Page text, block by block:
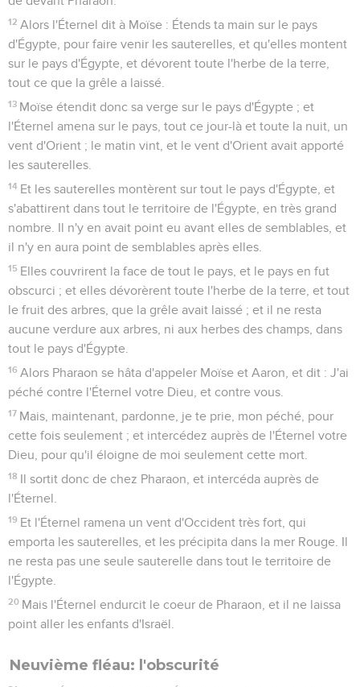
12 Alors l'Éternel dit à Moïse : Étends ta main sur le pays
d'Égypte, pour faire venir les sauterelles, et qu'elles montent
sur le pays d'Égypte, et dévorent toute l'herbe de la terre,
tout ce que la grêle a laissé.
13 Moïse étendit donc sa verge sur le pays d'Égypte ; et
l'Éternel amena sur le pays, tout ce jour-là et toute la nuit, un
vent d'Orient ; le matin vint, et le vent d'Orient avait apporté
les sauterelles.
14 Et les sauterelles montèrent sur tout le pays d'Égypte, et
s'abattirent dans tout le territoire de l'Égypte, en très grand
nombre. Il n'y en avait point eu avant elles de semblables, et
il n'y en aura point de semblables après elles.
15 Elles couvrirent la face de tout le pays, et le pays en fut
obscurci ; et elles dévorèrent toute l'herbe de la terre, et tout
le fruit des arbres, que la grêle avait laissé ; et il ne resta
aucune verdure aux arbres, ni aux herbes des champs, dans
tout le pays d'Égypte.
16 Alors Pharaon se hâta d'appeler Moïse et Aaron, et dit : J'ai
péché contre l'Éternel votre Dieu, et contre vous.
17 Mais, maintenant, pardonne, je te prie, mon péché, pour
cette fois seulement ; et intercédez auprès de l'Éternel votre
Dieu, pour qu'il éloigne de moi seulement cette mort.
18 Il sortit donc de chez Pharaon, et intercéda auprès de
l'Éternel.
19 Et l'Éternel ramena un vent d'Occident très fort, qui
emporta les sauterelles, et les précipita dans la mer Rouge. Il
ne resta pas une seule sauterelle dans tout le territoire de
l'Égypte.
20 Mais l'Éternel endurcit le coeur de Pharaon, et il ne laissa
point aller les enfants d'Israël.
Neuvième fléau: l'obscurité